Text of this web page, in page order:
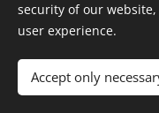
A) 12
B) 12,8
C) 13
D)
security of our
user experience.
Accept only